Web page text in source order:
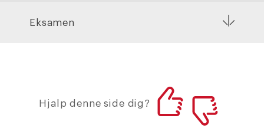
Eksamen
Hjalp denne side dig?